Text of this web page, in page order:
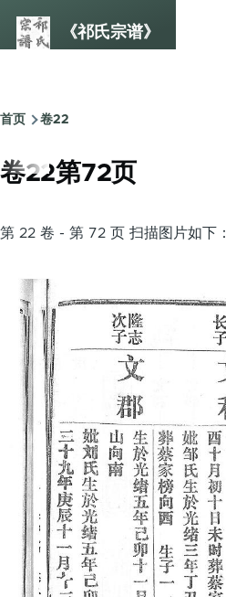
《祁氏宗谱》
面
包
屑
首页 卷22
卷22第72页
第 22 卷 - 第 72 页 扫描图片如下：